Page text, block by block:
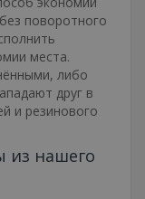
поворотного
места.
либо
друг в
и резинового
из нашего